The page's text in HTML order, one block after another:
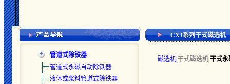
管道式除铁器
管道式永磁自动除铁器
液体或浆料管道式除铁器
CXJ系列干式磁选机
磁选机 干式磁选机|干式永